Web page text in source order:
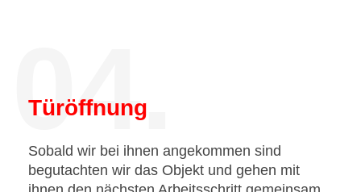
04.
Türöffnung
Sobald wir bei ihnen angekommen sind
begutachten wir das Objekt und gehen mit